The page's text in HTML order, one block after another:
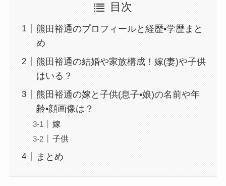
目次
熊田裕通のプロフィールと経歴•学歴まと
め
熊田裕通の結婚や家族構成！嫁(妻)や子供
はいる？
熊田裕通の嫁と子供(息子•娘)の名前や年
齢•顔画像は？
嫁
子供
まとめ